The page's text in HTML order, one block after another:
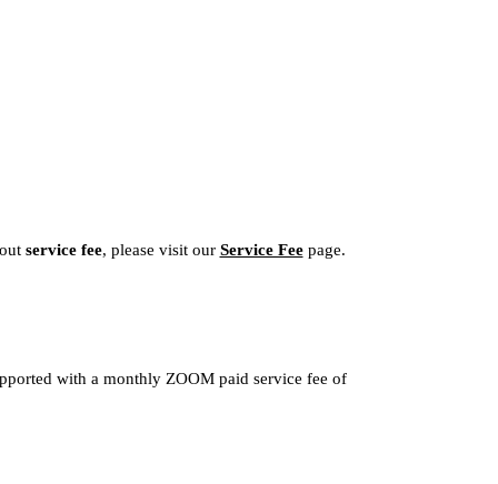
service fee, please visit our Service Fee page.
with a monthly ZOOM paid service fee of